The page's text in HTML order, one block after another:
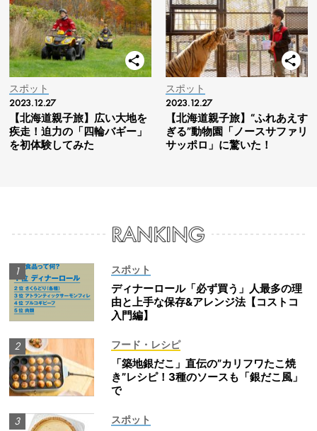
スポット
2023.12.27
【北海道親子旅】広い大地を
疾走！迫力の「四輪バギー」
を初体験してみた
スポット
2023.12.27
【北海道親子旅】“ふれあえす
ぎる”動物園「ノースサファリ
サッポロ」に驚いた！
スポット
ディナーロール「必ず買う」人最多の理
由と上手な保存&アレンジ法【コストコ
入門編】
フード・レシピ
「築地銀だこ」直伝の”カリフワたこ焼
き”レシピ！3種のソースも「銀だこ風」
で
スポット